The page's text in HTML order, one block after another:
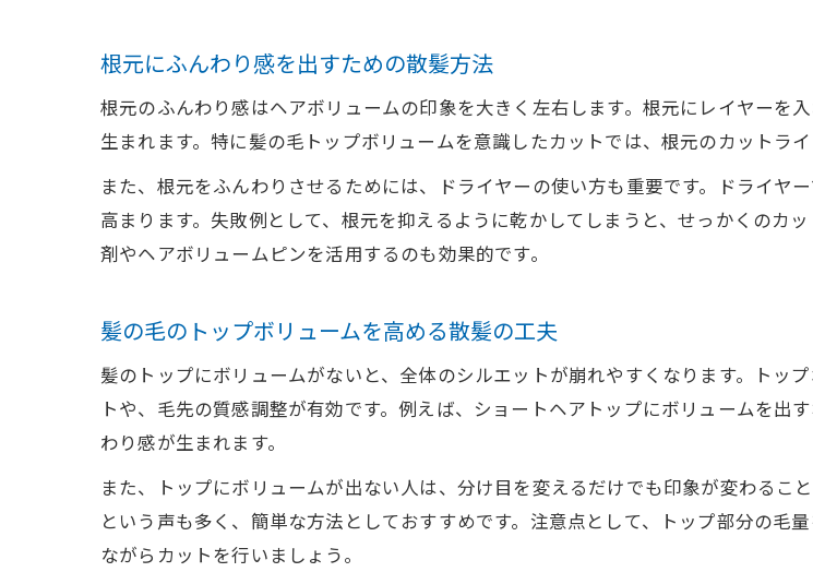
ヘアボリュームアップのための
髪 ボリュームアップ叶える理
髪型の印象を左右するボリュー
ヘアスタイル維持に欠かせない
忙しい朝でもできるボリューム
髪 ボリュームを保つための朝
ヘアボリュームブラシ活用で
ヘアオイルを使った髪型ボリュ
根元にふんわり感を出すための散髪方法
根元のふんわり感はヘアボリュームの印象を大きく左右します。根元にレイヤーを
生まれます。特に髪の毛トップボリュームを意識したカットでは、根元のカットラ
また、根元をふんわりさせるためには、ドライヤーの使い方も重要です。ドライヤ
高まります。失敗例として、根元を抑えるように乾かしてしまうと、せっかくのカ
剤やヘアボリュームピンを活用するのも効果的です。
髪の毛のトップボリュームを高める散髪の工夫
髪のトップにボリュームがないと、全体のシルエットが崩れやすくなります。トッ
トや、毛先の質感調整が有効です。例えば、ショートヘアトップにボリュームを
わり感が生まれます。
また、トップにボリュームが出ない人は、分け目を変えるだけでも印象が変わるこ
という声も多く、簡単な方法としておすすめです。注意点として、トップ部分の毛
ながらカットを行いましょう。
お問い合わせはこち
お問い合わせはこち